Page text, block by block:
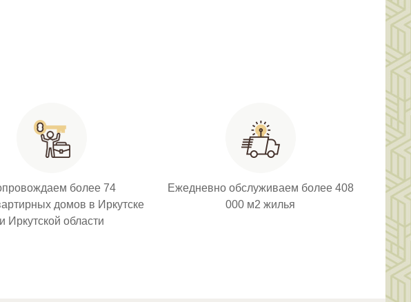
более 74
домов в Иркутске
и Иркутской области
Ежедневно обслуживаем более 408
000 м2 жилья